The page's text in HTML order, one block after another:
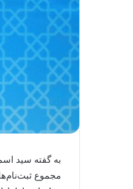
مجموع ثبت‌نام‌ها از میان زنان